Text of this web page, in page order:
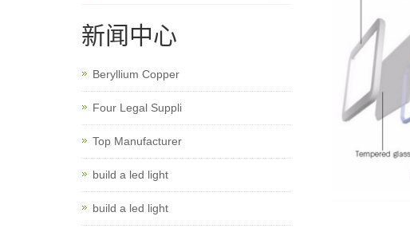
新闻中心
Beryllium Copper
Four Legal Suppli
Top Manufacturer
build a led light
build a led light